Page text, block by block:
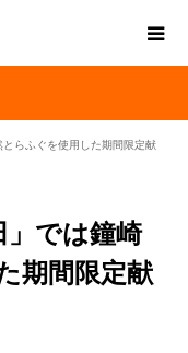
らふぐを使用した期間限定献
では鐘崎
期間限定献